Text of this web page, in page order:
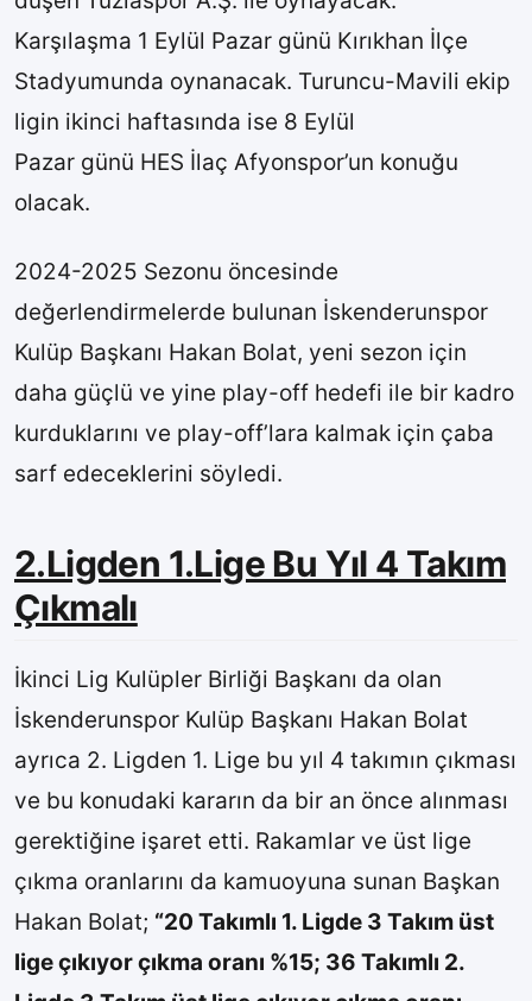
Karşılaşma 1 Eylül Pazar günü Kırıkhan İlçe
Stadyumunda oynanacak. Turuncu-Mavili ekip
ligin ikinci haftasında ise 8 Eylül
Pazar günü HES İlaç Afyonspor’un konuğu
olacak.
2024-2025 Sezonu öncesinde
değerlendirmelerde bulunan İskenderunspor
Kulüp Başkanı Hakan Bolat, yeni sezon için
daha güçlü ve yine play-off hedefi ile bir kadro
kurduklarını ve play-off’lara kalmak için çaba
sarf edeceklerini söyledi.
2.Ligden 1.Lige Bu Yıl 4 Takım
Çıkmalı
İkinci Lig Kulüpler Birliği Başkanı da olan
İskenderunspor Kulüp Başkanı Hakan Bolat
ayrıca 2. Ligden 1. Lige bu yıl 4 takımın çıkması
ve bu konudaki kararın da bir an önce alınması
gerektiğine işaret etti. Rakamlar ve üst lige
çıkma oranlarını da kamuoyuna sunan Başkan
Hakan Bolat; “20 Takımlı 1. Ligde 3 Takım üst
lige çıkıyor çıkma oranı %15; 36 Takımlı 2.